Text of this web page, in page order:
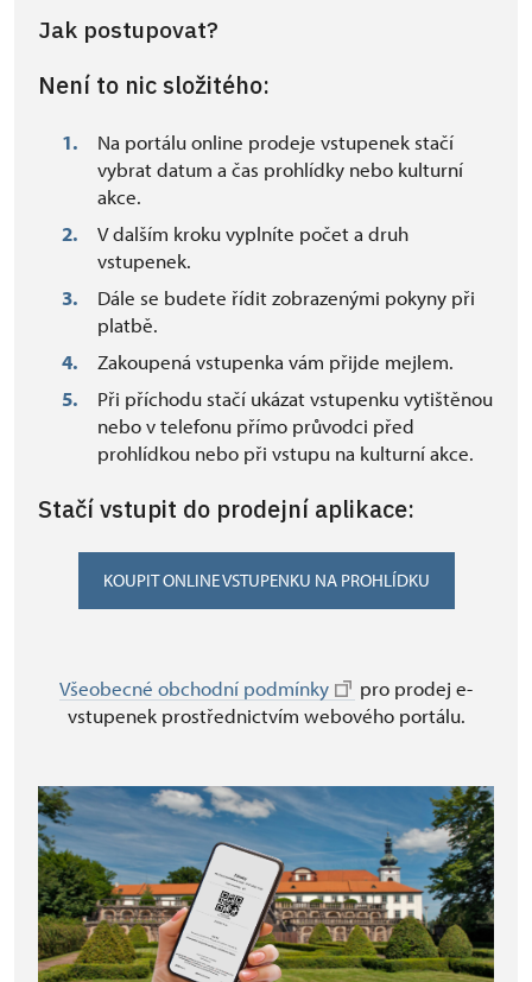
Jak postupovat?
Není to nic složitého:
Na portálu online prodeje vstupenek stačí
vybrat datum a čas prohlídky nebo kulturní
akce.
V dalším kroku vyplníte počet a druh
vstupenek.
Dále se budete řídit zobrazenými pokyny při
platbě.
Zakoupená vstupenka vám přijde mejlem.
Při příchodu stačí ukázat vstupenku vytištěnou
nebo v telefonu přímo průvodci před
prohlídkou nebo při vstupu na kulturní akce.
Stačí vstupit do prodejní aplikace:
KOUPIT ONLINE VSTUPENKU NA PROHLÍDKU
Všeobecné obchodní podmínky
pro prodej e-
vstupenek prostřednictvím webového portálu.